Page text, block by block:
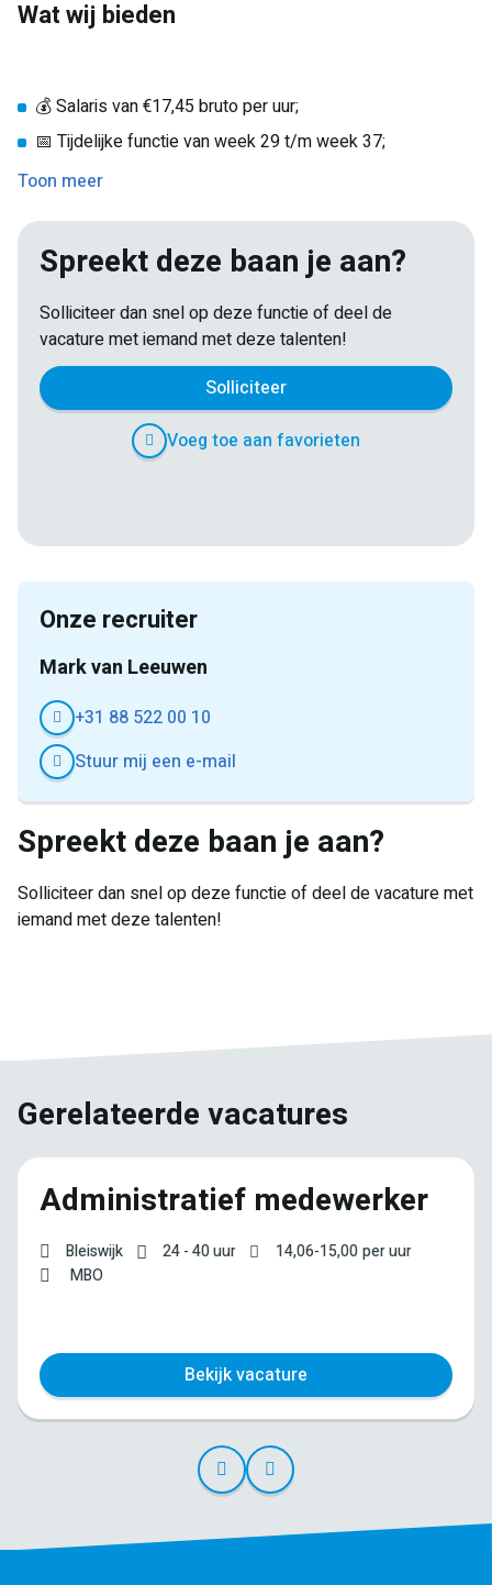
Wat wij bieden
💰 Salaris van €17,45 bruto per uur;
📅 Tijdelijke functie van week 29 t/m week 37;
🤝 Inwerkperiode in week 29, daarna zelfstandig aan de
📍 Werktijden van maandag t/m vrijdag (overdag);
🚗 Reiskostenvergoeding;
🌴 Vakantiegeld en opbouw van vakantie-uren;
💼 Werken binnen een gezellig en professioneel logistiek
team.
Toon meer
Spreekt deze baan je aan?
Solliciteer dan snel op deze functie of deel de
vacature met iemand met deze talenten!
Solliciteer
Voeg toe aan favorieten
Onze recruiter
Mark van Leeuwen
+31 88 522 00 10
Stuur mij een e-mail
Spreekt deze baan je aan?
Solliciteer dan snel op deze functie of deel de vacature met
iemand met deze talenten!
Gerelateerde vacatures
Administratief medewerker
Bleiswijk 24 - 40 uur 14,06-15,00per uur
MBO
Bekijk vacature